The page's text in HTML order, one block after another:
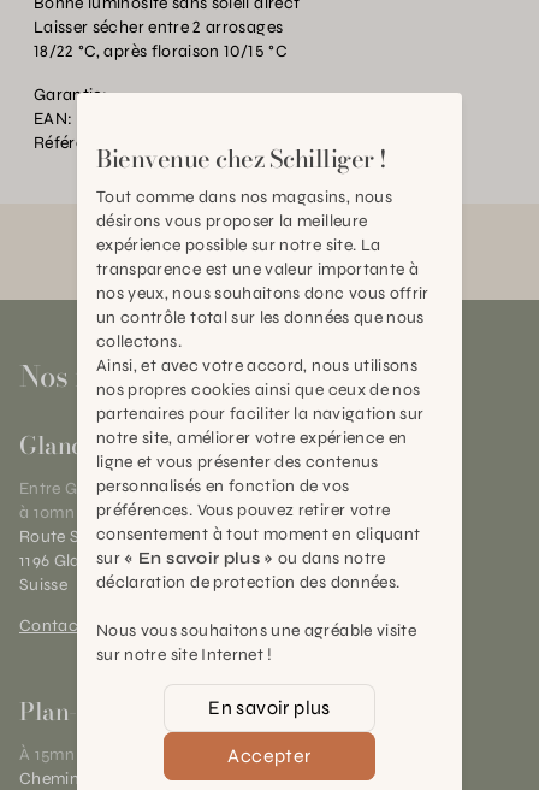
Laisser sécher entre 2 arrosages
18/22 °C, après floraison 10/15 °C
Garantie:
EAN:
Référence:
Nos magasins
Gland
Entre Genève et Lausanne,
à 10mn de Nyon
Route Suisse 40
1196 Gland (VD)
Suisse
Contact et horaires
Plan-les-Ouates
À 15mn du centre de Genève
Chemin des Charrotons 25
Bienvenue chez Schilliger !
Tout comme dans nos magasins, nous
désirons vous proposer la meilleure
expérience possible sur notre site. La
transparence est une valeur importante à
nos yeux, nous souhaitons donc vous offrir
un contrôle total sur les données que nous
collectons.
Ainsi, et avec votre accord, nous utilisons
nos propres cookies ainsi que ceux de nos
partenaires pour faciliter la navigation sur
notre site, améliorer votre expérience en
ligne et vous présenter des contenus
personnalisés en fonction de vos
préférences. Vous pouvez retirer votre
consentement à tout moment en cliquant
sur « En savoir plus » ou dans notre
déclaration de protection des données.
Nous vous souhaitons une agréable visite
sur notre site Internet !
En savoir plus
Accepter